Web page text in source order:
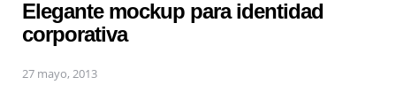
Elegante mockup para identidad
corporativa
27 mayo, 2013